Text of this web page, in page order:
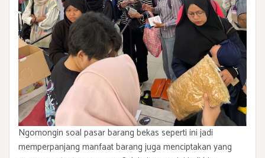
Ngomongin soal pasar barang bekas seperti ini jadi
memperpanjang manfaat barang juga menciptakan yang